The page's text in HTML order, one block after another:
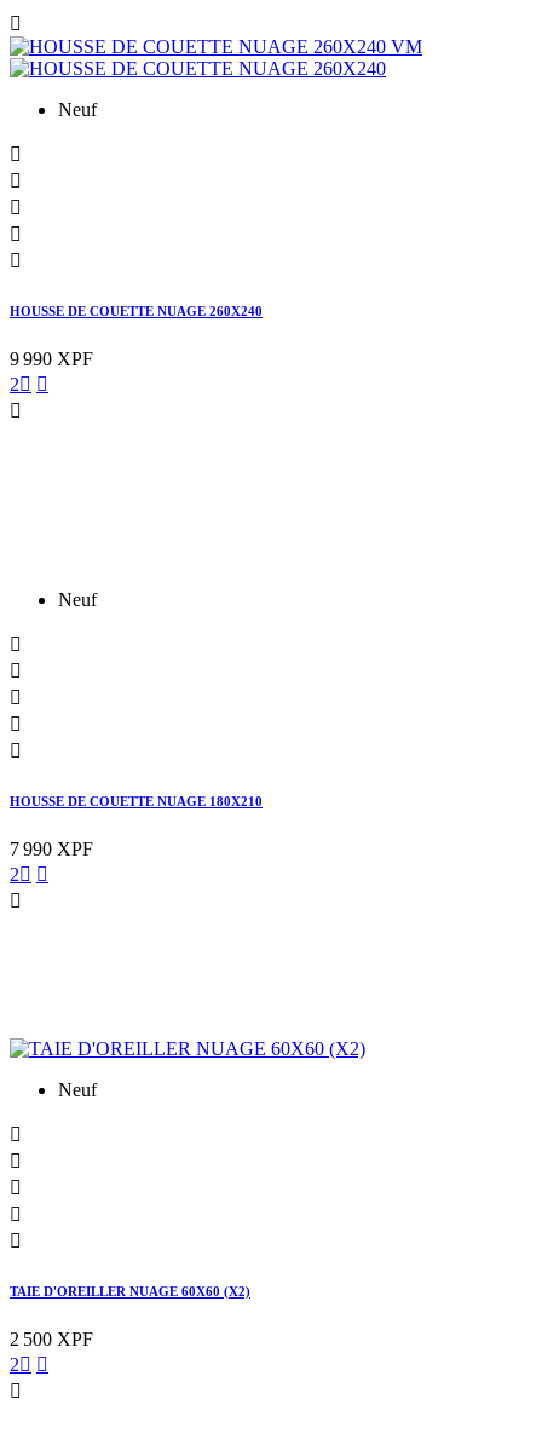

Neuf





HOUSSE DE COUETTE NUAGE 260X240
9 990 XPF
2 

Neuf





HOUSSE DE COUETTE NUAGE 180X210
7 990 XPF
2 

Neuf





TAIE D'OREILLER NUAGE 60X60 (X2)
2 500 XPF
2 
